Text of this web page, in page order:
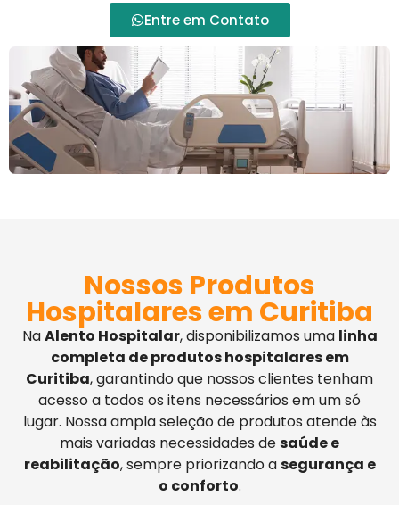
Entre em Contato
Nossos Produtos
Hospitalares em Curitiba
NaAlento Hospitalar, disponibilizamos uma linha
completa de produtos hospitalares em
Curitiba, garantindo que nossos clientes tenham
acesso a todos os itens necessários em um só
lugar. Nossa ampla seleção de produtos atende às
mais variadas necessidades desaúde e
reabilitação, sempre priorizando asegurança e
o conforto.